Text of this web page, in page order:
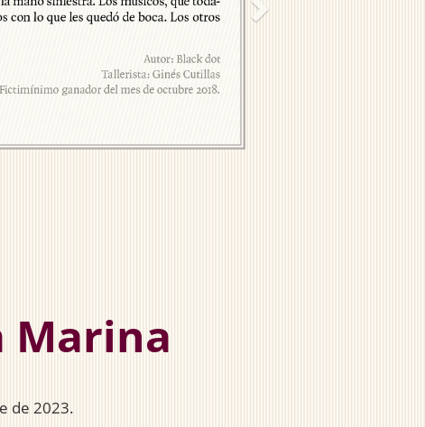
Marina
de 2023.